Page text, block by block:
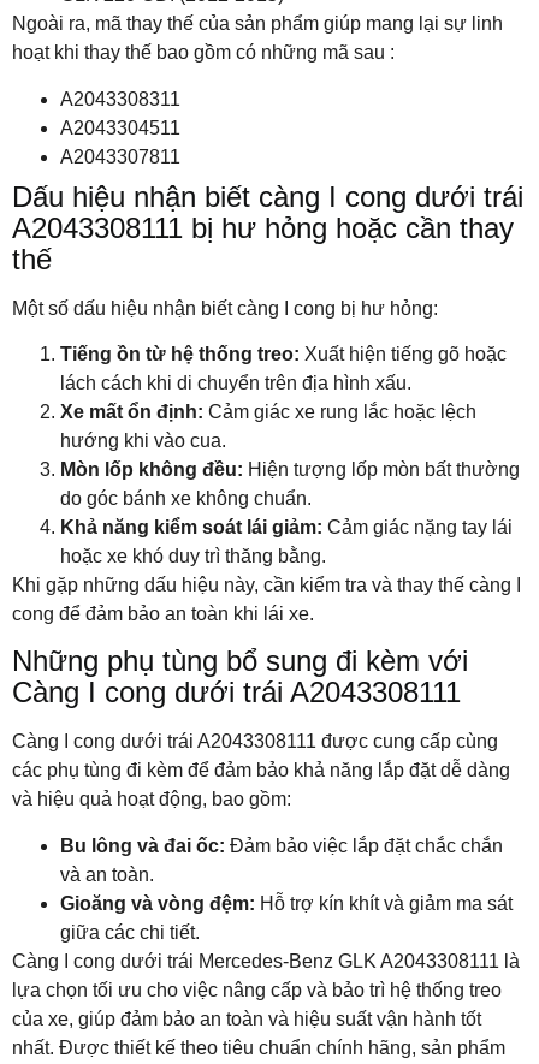
Ngoài ra, mã thay thế của sản phẩm giúp mang lại sự linh
hoạt khi thay thế bao gồm có những mã sau :
A2043308311
A2043304511
A2043307811
Dấu hiệu nhận biết càng I cong dưới trái
A2043308111 bị hư hỏng hoặc cần thay
thế
Một số dấu hiệu nhận biết càng I cong bị hư hỏng:
Tiếng ồn từ hệ thống treo: Xuất hiện tiếng gõ hoặc
lách cách khi di chuyển trên địa hình xấu.
Xe mất ổn định: Cảm giác xe rung lắc hoặc lệch
hướng khi vào cua.
Mòn lốp không đều: Hiện tượng lốp mòn bất thường
do góc bánh xe không chuẩn.
Khả năng kiểm soát lái giảm: Cảm giác nặng tay lái
hoặc xe khó duy trì thăng bằng.
Khi gặp những dấu hiệu này, cần kiểm tra và thay thế càng I
cong để đảm bảo an toàn khi lái xe.
Những phụ tùng bổ sung đi kèm với
Càng I cong dưới trái A2043308111
Càng I cong dưới trái A2043308111 được cung cấp cùng
các phụ tùng đi kèm để đảm bảo khả năng lắp đặt dễ dàng
và hiệu quả hoạt động, bao gồm:
Bu lông và đai ốc: Đảm bảo việc lắp đặt chắc chắn
và an toàn.
Gioăng và vòng đệm: Hỗ trợ kín khít và giảm ma sát
giữa các chi tiết.
Càng I cong dưới trái Mercedes-Benz GLK A2043308111 là
lựa chọn tối ưu cho việc nâng cấp và bảo trì hệ thống treo
của xe, giúp đảm bảo an toàn và hiệu suất vận hành tốt
nhất. Được thiết kế theo tiêu chuẩn chính hãng, sản phẩm